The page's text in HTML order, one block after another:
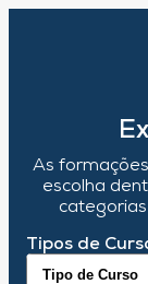
As
escolha
Tipos de